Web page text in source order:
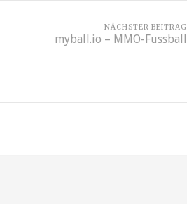
NÄCHSTER BEITRAG
myball.io – MMO-Fussball